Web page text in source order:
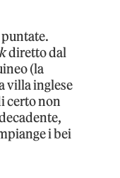
diretto dal
(la
villa inglese
certo non
i bei